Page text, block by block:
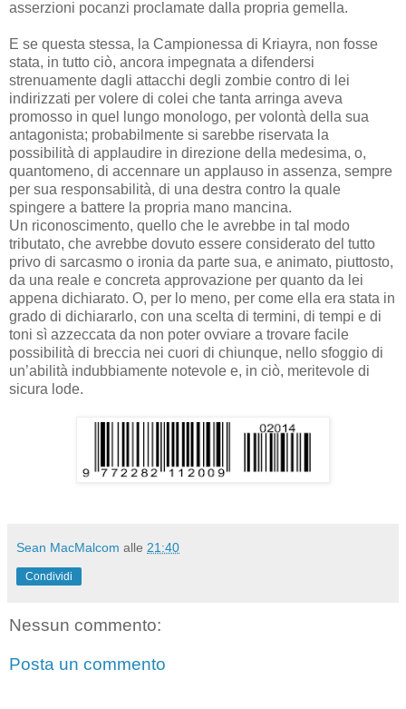
asserzioni pocanzi proclamate dalla propria gemella.
E se questa stessa, la Campionessa di Kriayra, non fosse
stata, in tutto ciò, ancora impegnata a difendersi
strenuamente dagli attacchi degli zombie contro di lei
indirizzati per volere di colei che tanta arringa aveva
promosso in quel lungo monologo, per volontà della sua
antagonista; probabilmente si sarebbe riservata la
possibilità di applaudire in direzione della medesima, o,
quantomeno, di accennare un applauso in assenza, sempre
per sua responsabilità, di una destra contro la quale
spingere a battere la propria mano mancina.
Un riconoscimento, quello che le avrebbe in tal modo
tributato, che avrebbe dovuto essere considerato del tutto
privo di sarcasmo o ironia da parte sua, e animato, piuttosto,
da una reale e concreta approvazione per quanto da lei
appena dichiarato. O, per lo meno, per come ella era stata in
grado di dichiararlo, con una scelta di termini, di tempi e di
toni sì azzeccata da non poter ovviare a trovare facile
possibilità di breccia nei cuori di chiunque, nello sfoggio di
un’abilità indubbiamente notevole e, in ciò, meritevole di
sicura lode.
Sean MacMalcom alle 21:40
Condividi
Nessun commento:
Posta un commento